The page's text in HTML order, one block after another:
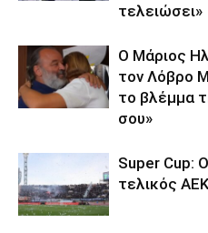
τελειώσει»
Ο Μάριος
τον Λόβρο
το βλέμμα
σου»
Super Cup:
τελικός